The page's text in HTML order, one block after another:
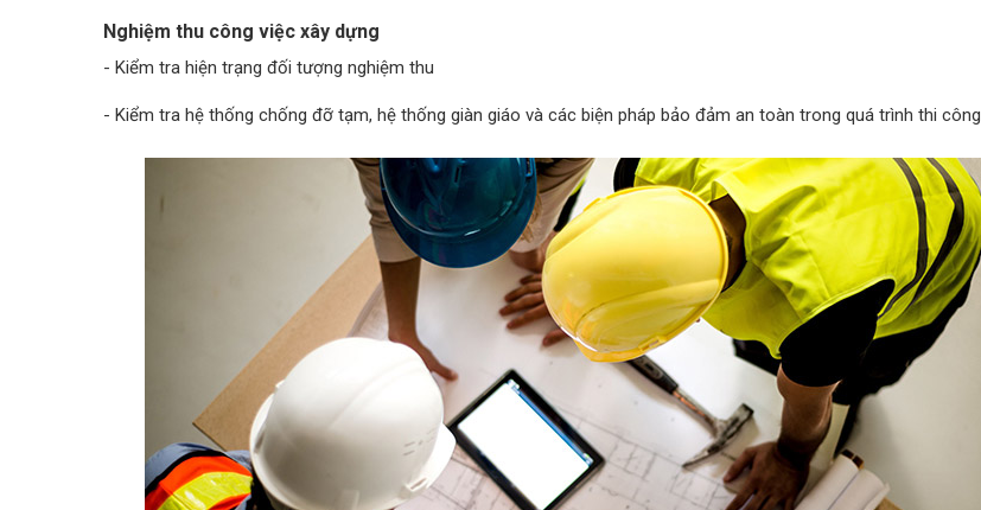
Nghiệm thu công việc xây dựng
- Kiểm tra hiện trạng đối tượng nghiệm thu
- Kiểm tra hệ thống chống đỡ tạm, hệ thống giàn giáo và các biện pháp bảo đảm an toàn trong quá trình thi công